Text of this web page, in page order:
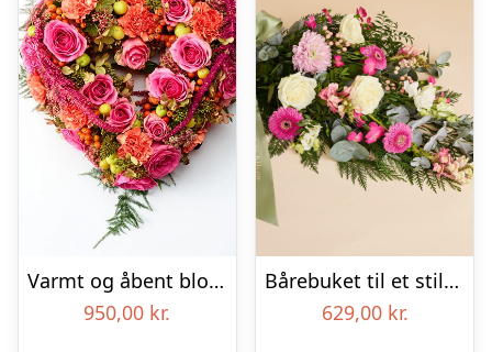
Varmt og åbent blomsterhjerte – Blomster til begravelse
950,00 kr.
Bårebuket til et stille farvel med bånd
629,00 kr.